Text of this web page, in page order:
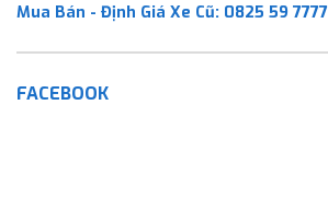
Mua Bán - Định Giá Xe Cũ: 0825 59 7777
FACEBOOK